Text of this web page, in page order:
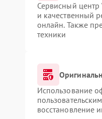
Сервисный центр
и качественный
онлайн. Также
техники
Использование
восстановление